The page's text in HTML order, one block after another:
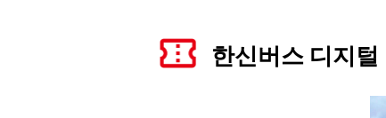
한신버스 디지